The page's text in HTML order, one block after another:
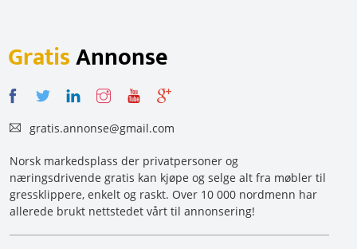
GratisAnnonse
gratis.annonse@gmail.com
Norsk markedsplass der privatpersoner og
næringsdrivende gratis kan kjøpe og selge alt fra møbler til
gressklippere, enkelt og raskt. Over 10 000 nordmenn har
allerede brukt nettstedet vårt til annonsering!